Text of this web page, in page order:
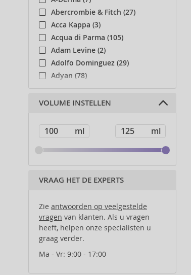
Abercrombie & Fitch (27)
Acca Kappa (3)
Acqua di Parma (105)
Adam Levine (2)
Adolfo Dominguez (29)
Adyan (78)
Affinage (1)
Afnan (83)
Ahava (49)
Aigner (42)
Ajmal (87)
Al Haramain (178)
Al Wataniah (79)
Alcina (156)
Alexander McQueen (2)
Alexandre.J (31)
Alfaparf Milano (175)
Alfred Sung (7)
VOLUME INSTELLEN
VRAAG HET DE EXPERTS
Zie antwoorden op veelgestelde
vragen van klanten. Als u vragen
heeft, helpen onze specialisten u
graag verder.
Ma - Vr: 9:00 - 17:00